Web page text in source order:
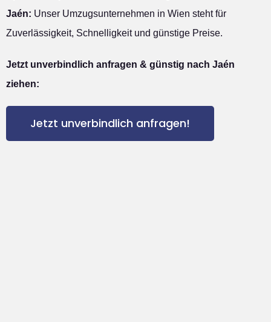
Jaén: Unser Umzugsunternehmen in Wien steht für
Zuverlässigkeit, Schnelligkeit und günstige Preise.
Jetzt unverbindlich anfragen & günstig nach Jaén
ziehen:
Jetzt unverbindlich anfragen!